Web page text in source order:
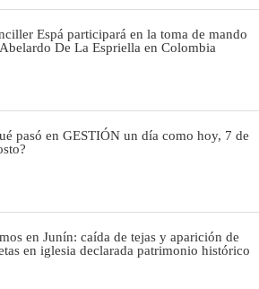
Espá participará en la toma de mando
De La Espriella en Colombia
pasó en GESTIÓN un día como hoy, 7 de
en Junín: caída de tejas y aparición de
en iglesia declarada patrimonio histórico